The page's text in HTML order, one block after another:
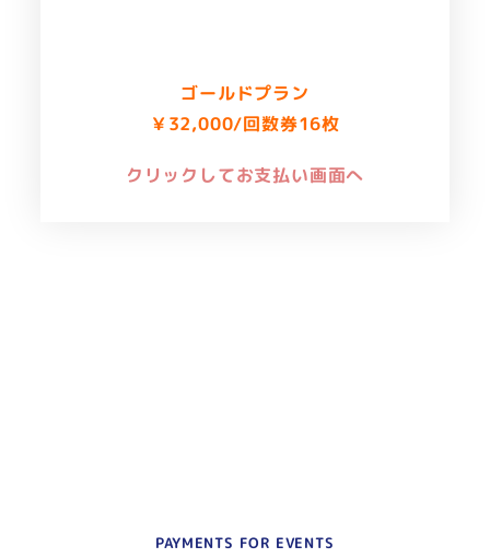
ゴールドプラン
￥32,000/回数券16枚
クリックしてお支払い画面へ
PAYMENTS FOR EVENTS